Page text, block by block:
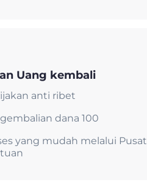
Uang kembali
anti ribet
dana 100
yang mudah melalui Pusat